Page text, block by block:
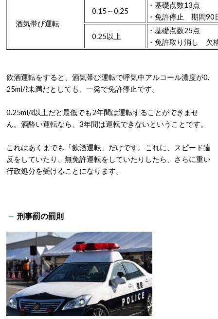
酒気帯び運転
0.15～0.25
・基礎点数13点
・免許停止 期間90
0.25以上
・基礎点数25点
・免許取り消し 欠
飲酒運転をすると、酒気帯び運転で呼気中アルコール濃度が0.
25ml/ℓ未満だとしても、一発で免許停止です。
0.25ml/ℓ以上だと最低でも2年間は運転することができませ
ん。酒酔い運転なら、3年間は運転できないということです。
これはあくまでも「飲酒運転」だけです。これに、スピード違
反をしていたり、無免許運転をしていたりしたら、さらに重い
行政処分を受けることになります。
刑事罰の罰則